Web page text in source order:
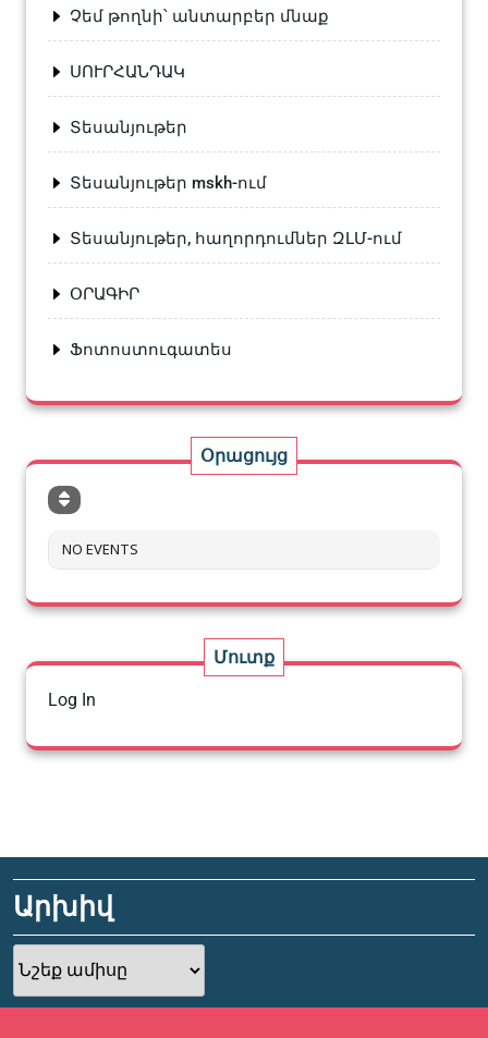
Չեմ թողնի՝ անտարբեր մնաք
ՍՈՒՐՀԱՆԴԱԿ
Տեսանյութեր
Տեսանյութեր mskh-ում
Տեսանյութեր, հաղորդումներ ԶԼՄ-ում
ՕՐԱԳԻՐ
Ֆոտոստուգատես
Օրացույց
NO EVENTS
Մուտք
Log In
Արխիվ